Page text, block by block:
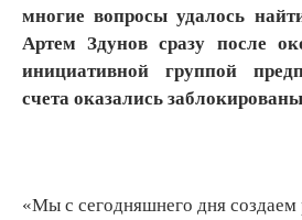
многие вопросы удалось
Артем Здунов сразу после
инициативной группой
счета оказались
«Мы с сегодняшнего дня